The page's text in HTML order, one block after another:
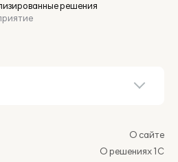
решения
О сайте
О решениях 1С